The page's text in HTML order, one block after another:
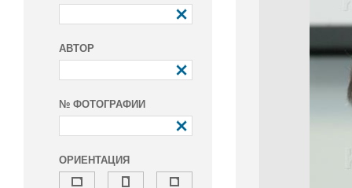
АВТОР
№ ФОТОГРАФИИ
ОРИЕНТАЦИЯ